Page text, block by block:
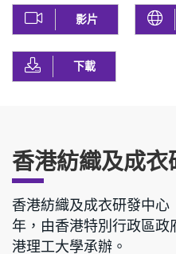
影片
下載
香港紡織及成衣
香港紡織及成衣研發中心
年，由香港特別行政區政
港理工大學承辦。